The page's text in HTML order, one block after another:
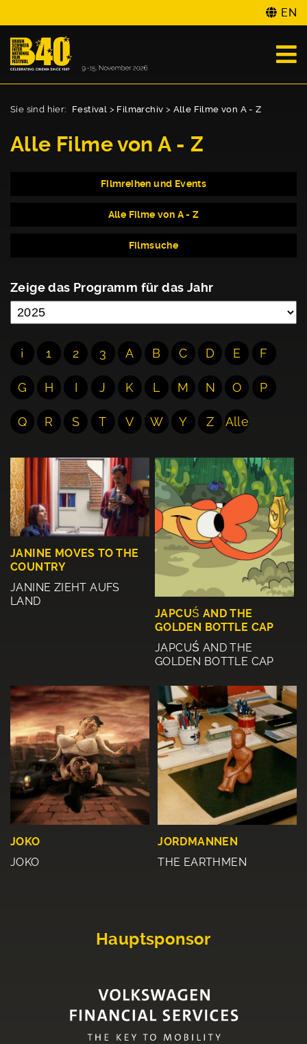
EN
Sie sind hier: Festival > Filmarchiv > Alle Filme von A - Z
Alle Filme von A - Z
Filmreihen und Events
Alle Filme von A - Z
Filmsuche
Zeige das Programm für das Jahr
¡ 1 2 3 A B C D E F
G H I J K L M N O P
Q R S T V W Y Z Alle
JANINE MOVES TO THE
COUNTRY
JANINE ZIEHT AUFS
LAND
JAPCUŚ AND THE
GOLDEN BOTTLE CAP
JAPCUŚ AND THE
GOLDEN BOTTLE CAP
JOKO
JOKO
JORDMANNEN
THE EARTHMEN
Hauptsponsor